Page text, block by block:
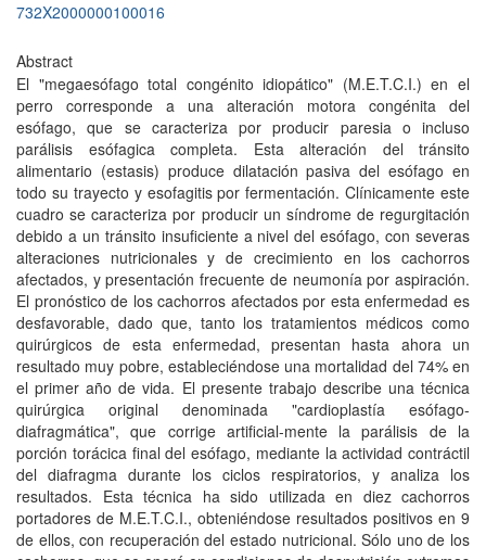
732X2000000100016
Abstract
El "megaesófago total congénito idiopático" (M.E.T.C.I.) en el
perro corresponde a una alteración motora congénita del
esófago, que se caracteriza por producir paresia o incluso
parálisis esófagica completa. Esta alteración del tránsito
alimentario (estasis) produce dilatación pasiva del esófago en
todo su trayecto y esofagitis por fermentación. Clínicamente este
cuadro se caracteriza por producir un síndrome de regurgitación
debido a un tránsito insuficiente a nivel del esófago, con severas
alteraciones nutricionales y de crecimiento en los cachorros
afectados, y presentación frecuente de neumonía por aspiración.
El pronóstico de los cachorros afectados por esta enfermedad es
desfavorable, dado que, tanto los tratamientos médicos como
quirúrgicos de esta enfermedad, presentan hasta ahora un
resultado muy pobre, estableciéndose una mortalidad del 74% en
el primer año de vida. El presente trabajo describe una técnica
quirúrgica original denominada "cardioplastía esófago-
diafragmática", que corrige artificial-mente la parálisis de la
porción torácica final del esófago, mediante la actividad contráctil
del diafragma durante los ciclos respiratorios, y analiza los
resultados. Esta técnica ha sido utilizada en diez cachorros
portadores de M.E.T.C.I., obteniéndose resultados positivos en 9
de ellos, con recuperación del estado nutricional. Sólo uno de los